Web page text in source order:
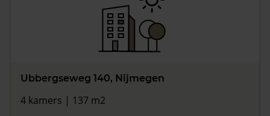
Ubbergseweg 140, Nijmegen
4 kamers | 137 m2